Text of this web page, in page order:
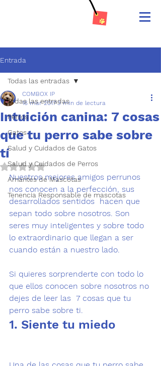
Entrada
Todas las entradas
Perros
Gatos
Salud y Cuidados de Gatos
Salud y Cuidados de Perros
Amantes de Mascotas
Tenencia Responsable de mascotas
Todas las entradas
Intuición canina: 7 cosas
que tu perro sabe sobre
tí
COMBOX IP
16 mar 2017 3 min de lectura
Obtuvo NaN de 5 estrellas.
Nuestros mejores amigos perrunos
nos conocen a la perfección, sus
desarrollados sentidos  hacen que
sepan todo sobre nosotros. Son
seres muy inteligentes y sobre todo
lo extraordinario que llegan a ser
cuando están a nuestro lado.
Si quieres sorprenderte con todo lo
que ellos conocen sobre nosotros no
dejes de leer las 7 cosas que tu
perro sabe sobre ti.
1. Siente tu miedo